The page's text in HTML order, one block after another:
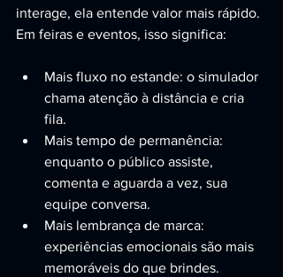
interage, ela entende valor mais rápido.
Em feiras e eventos, isso significa:
Mais fluxo no estande: o simulador
chama atenção à distância e cria
fila.
Mais tempo de permanência:
enquanto o público assiste,
comenta e aguarda a vez, sua
equipe conversa.
Mais lembrança de marca:
experiências emocionais são mais
memoráveis do que brindes.